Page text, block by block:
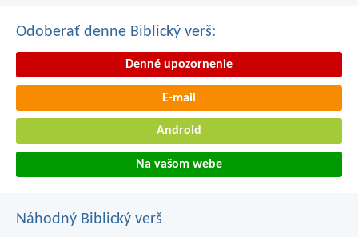
Odoberať denne Biblický verš:
Denné upozornenie
E-mail
Android
Na vašom webe
Náhodný Biblický verš